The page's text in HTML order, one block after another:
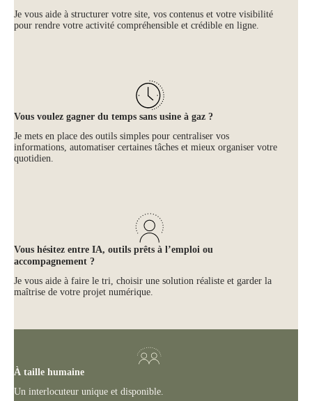
Je vous aide à structurer votre site, vos contenus et votre visibilité
pour rendre votre activité compréhensible et crédible en ligne.
Vous voulez gagner du temps sans usine à gaz ?
Je mets en place des outils simples pour centraliser vos
informations, automatiser certaines tâches et mieux organiser votre
quotidien.
Vous hésitez entre IA, outils prêts à l’emploi ou
accompagnement ?
Je vous aide à faire le tri, choisir une solution réaliste et garder la
maîtrise de votre projet numérique.
À taille humaine
Un interlocuteur unique et disponible.